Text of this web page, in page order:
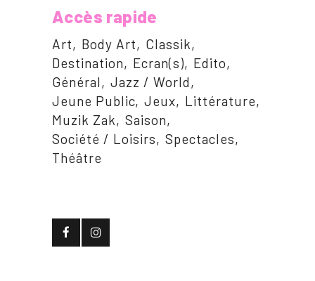
Accès rapide
Art Body Art
Classik
Destination
Ecran(s)
Edito
Général
Jazz / World
Jeune Public Jeux
Littérature
Muzik Zak
Saison
Société / Loisirs
Spectacles
Théâtre